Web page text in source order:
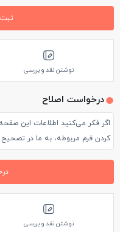
نوشتن نقد و بررسی
درخواست اصلاح
اگر فکر می‌کنید اطلاعات این صفحه
کردن فرم مربوطه، به ما در
نوشتن نقد و بررسی